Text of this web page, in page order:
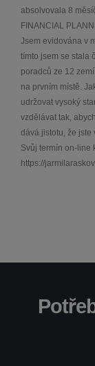
absolvovala 8
FINANCIAL
Jsem evidována v
tímto jsem se stala
poradců ze 12
na prvním místě.
udržovat vysoký
vzdělávat tak,
dává jistotu, že jste
Svůj termín on-line
https://